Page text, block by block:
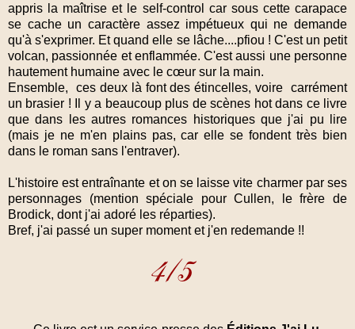
appris la maîtrise et le self-control car sous cette carapace
se cache un caractère assez impétueux qui ne demande
qu'à s'exprimer. Et quand elle se lâche....pfiou ! C'est un petit
volcan, passionnée et enflammée. C'est aussi une personne
hautement humaine avec le cœur sur la main.
Ensemble, ces deux là font des étincelles, voire carrément
un brasier ! Il y a beaucoup plus de scènes hot dans ce livre
que dans les autres romances historiques que j'ai pu lire
(mais je ne m'en plains pas, car elle se fondent très bien
dans le roman sans l'entraver).
L'histoire est entraînante et on se laisse vite charmer par ses
personnages (mention spéciale pour Cullen, le frère de
Brodick, dont j'ai adoré les réparties).
Bref, j'ai passé un super moment et j'en redemande !!